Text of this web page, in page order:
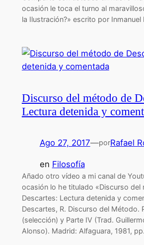
ocasión le toca el turno al
la Ilustración?» escrito por Inmanuel
Discurso del método de
Lectura detenida y
Ago 27, 2017—porRafael
en Filosofía
Añado otro vídeo a mi canal de
ocasión lo he titulado «Discurso del
Descartes: Lectura detenida y
Descartes, R. Discurso del Método.
(selección) y Parte IV (Trad.
Alonso). Madrid: Alfaguara, 1981,